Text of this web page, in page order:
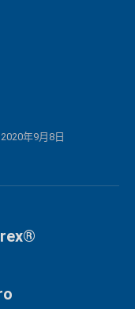
2020年9月8日